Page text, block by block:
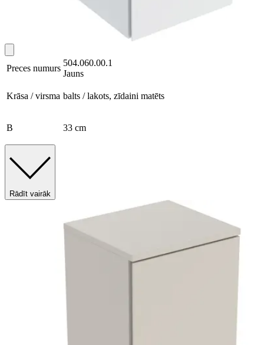
Preces numurs
504.060.00.1
Jauns
Krāsa / virsma balts / lakots, zīdaini matēts
B 33 cm
Rādīt vairāk